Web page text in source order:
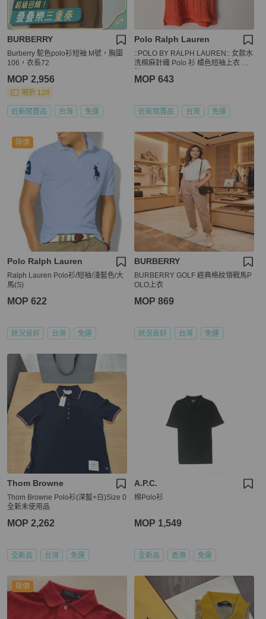
BURBERRY
Burberry 駝色polo衫短袖 M號，胸圍
106，衣長72
MOP 2,956
現折 128
近新閒置品 台灣 免運
Polo Ralph Lauren
::POLO BY RALPH LAUREN:: 女款水
洗棉麻針織 Polo 衫 橘色短袖上衣 M
MOP 643
近新閒置品 台灣 免運
降價
Polo Ralph Lauren
Ralph Lauren Polo衫/短袖/淺藍色/大
馬(S)
MOP 622
狀況良好 台灣 免運
BURBERRY
BURBERRY GOLF 經典格紋領戰馬P
OLO上衣
MOP 869
狀況良好 台灣 免運
Thom Browne
Thom Browne Polo衫(深藍+白)Size 0
全新未使用品
MOP 2,262
全新品 台灣 免運
A.P.C.
棉Polo衫
MOP 1,549
全新品 香港 免運
降價